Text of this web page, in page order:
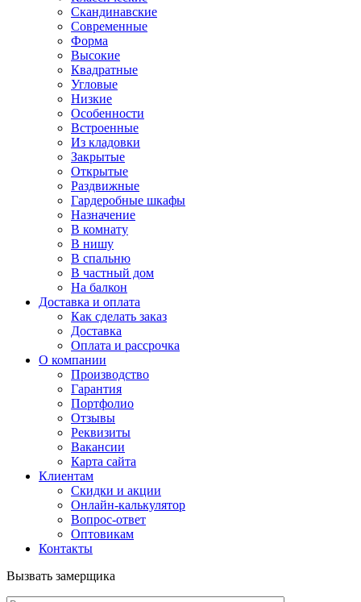
Скандинавские
Современные
Форма
Высокие
Квадратные
Угловые
Низкие
Особенности
Встроенные
Из кладовки
Закрытые
Открытые
Раздвижные
Гардеробные шкафы
Назначение
В комнату
В нишу
В спальню
В частный дом
На балкон
Доставка и оплата
Как сделать заказ
Доставка
Оплата и рассрочка
О компании
Производство
Гарантия
Портфолио
Отзывы
Реквизиты
Вакансии
Карта сайта
Клиентам
Скидки и акции
Онлайн-калькулятор
Вопрос-ответ
Оптовикам
Контакты
Вызвать замерщика